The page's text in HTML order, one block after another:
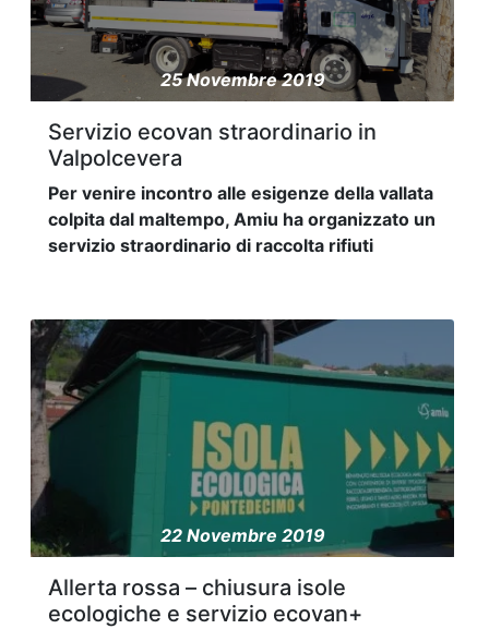
25 Novembre 2019
Servizio ecovan straordinario in
Valpolcevera
Per venire incontro alle esigenze della vallata
colpita dal maltempo, Amiu ha organizzato un
servizio straordinario di raccolta rifiuti
22 Novembre 2019
Allerta rossa – chiusura isole
ecologiche e servizio ecovan+